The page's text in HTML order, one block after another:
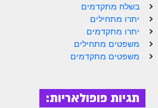
הזוהר הקדוש שמות מתקדמים
הזוהר הקדוש וארא מתחילים
הזוהר הקדוש וארא מתקדמים
הזוהר הקדוש בא מתקדמים
בשלח מתקדמים
יתרו מתחילים
יתרו מתקדמים
משפטים מתחילים
משפטים מתקדמים
תגיות פופולאריות: